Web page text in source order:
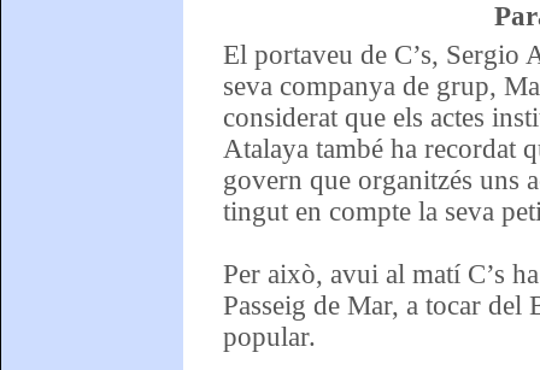
El portaveu de C’s, Sergio
seva companya de grup,
considerat que els actes
Atalaya també ha recordat
govern que organitzés uns
tingut en compte la seva
Per això, avui al matí C’s
Passeig de Mar, a tocar del
popular.